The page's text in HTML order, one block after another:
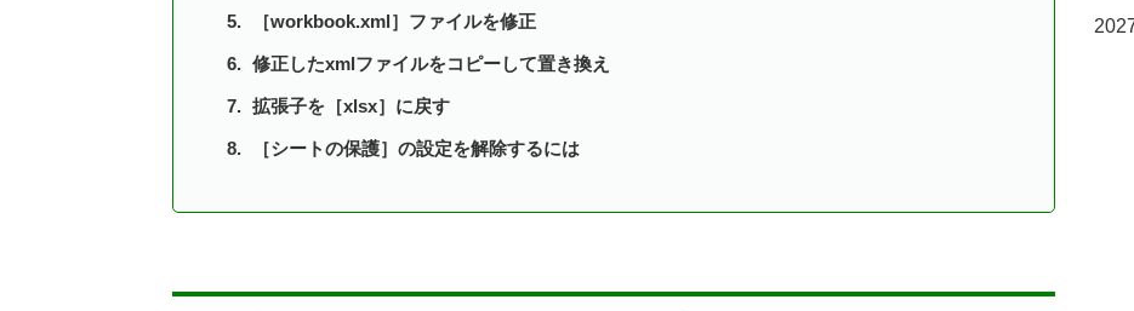
［workbook.xml］ファイルを修正
修正したxmlファイルをコピーして置き換え
拡張子を［xlsx］に戻す
［シートの保護］の設定を解除するには